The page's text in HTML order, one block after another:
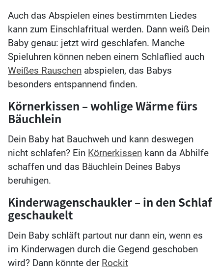
Auch das Abspielen eines bestimmten Liedes
kann zum Einschlafritual werden. Dann weiß Dein
Baby genau: jetzt wird geschlafen. Manche
Spieluhren können neben einem Schlaflied auch
Weißes Rauschen abspielen, das Babys
besonders entspannend finden.
Körnerkissen – wohlige Wärme fürs
Bäuchlein
Dein Baby hat Bauchweh und kann deswegen
nicht schlafen? Ein Körnerkissen kann da Abhilfe
schaffen und das Bäuchlein Deines Babys
beruhigen.
Kinderwagenschaukler – in den Schlaf
geschaukelt
Dein Baby schläft partout nur dann ein, wenn es
im Kinderwagen durch die Gegend geschoben
wird? Dann könnte der Rockit